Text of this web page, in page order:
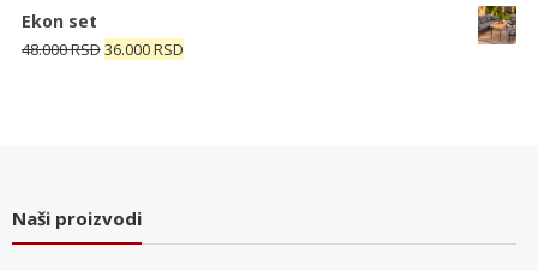
je
bila:
4.000 RSD.
Ekon set
48.000RSDOriginalna
36.000RSDTrenutna
Naši proizvodi